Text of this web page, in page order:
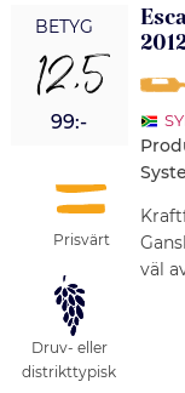
BETYG
12,5
99:-
Prisvärt
Druv- eller
distrikttypisk
väl